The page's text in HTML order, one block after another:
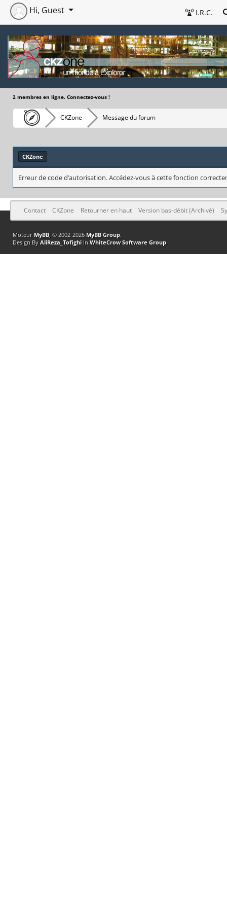
I.R.C.
Hi, Guest
2 membres en ligne. Connectez-vous !
CKZone Message du forum
CKZone
Erreur de code d’autorisation. Accédez-vous à cette fonction
Contact CKZone Retourner en haut Version bas-débit (Archivé)
Moteur MyBB, © 2002-2026 MyBB Group.
Design By AliReza_TofighiIn WhiteCrow Software Group.